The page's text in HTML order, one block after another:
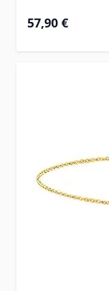
À partir de
57,90 €